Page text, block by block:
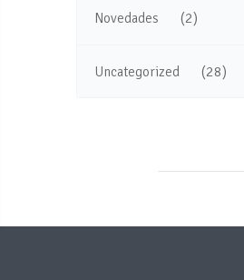
Novedades (2)
Uncategorized (28)